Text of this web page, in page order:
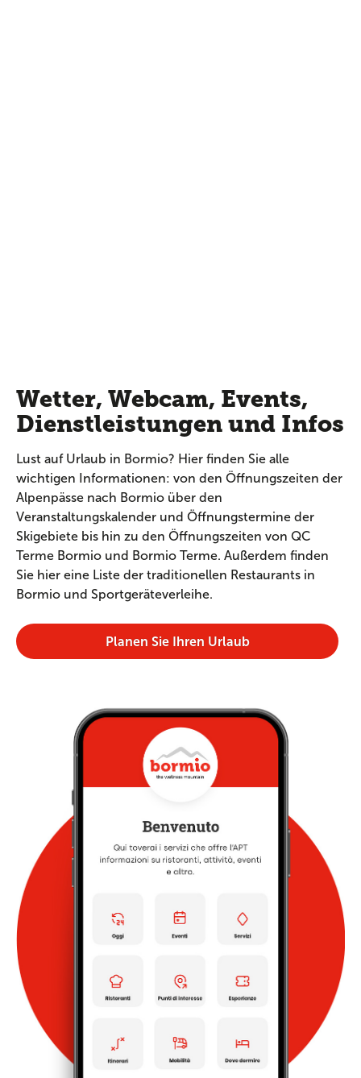
Wetter, Webcam, Events,
Dienstleistungen und Infos
Lust auf Urlaub in Bormio? Hier finden Sie alle
wichtigen Informationen: von den Öffnungszeiten der
Alpenpässe nach Bormio über den
Veranstaltungskalender und Öffnungstermine der
Skigebiete bis hin zu den Öffnungszeiten von QC
Terme Bormio und Bormio Terme. Außerdem finden
Sie hier eine Liste der traditionellen Restaurants in
Bormio und Sportgeräteverleihe.
Planen Sie Ihren Urlaub